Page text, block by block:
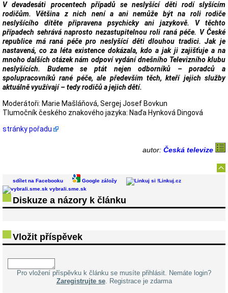
V devadesáti procentech případů se neslyšící děti rodí slyšícím
rodičům. Většina z nich není a ani nemůže být na roli rodiče
neslyšícího dítěte připravena psychicky ani jazykově. V těchto
případech sehrává naprosto nezastupitelnou roli raná péče. V České
republice má raná péče pro neslyšící děti dlouhou tradici. Jak je
nastavená, co za léta existence dokázala, kdo a jak ji zajišťuje a na
mnoho dalších otázek nám odpoví vydání dnešního Televizního klubu
neslyšících. Budeme se ptát nejen odborníků – poradců a
spolupracovníků rané péče, ale především těch, kteří jejich služby
aktuálně využívají – tedy rodičů a jejich dětí.
Moderátoři: Marie Mašláňová, Sergej Josef Bovkun
Tlumočník českého znakového jazyka: Naďa Hynková Dingová
stránky pořadu
autor: Česká televize
sdílet na Facebooku Google záložy
Linkuj.cz
vybrali.sme.sk
Diskuze a názory k článku
Vložit příspěvek
Pro vložení příspěvku k článku se musíte přihlásit. Nemáte login?
Zaregistrujte se. Registrace je zdarma